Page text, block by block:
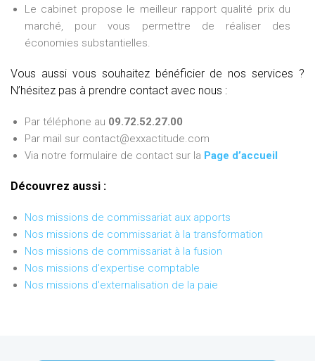
Le cabinet propose le meilleur rapport qualité prix du
marché, pour vous permettre de réaliser des
économies substantielles.
Vous aussi vous souhaitez bénéficier de nos services ?
N’hésitez pas à prendre contact avec nous :
Par téléphone au 09.72.52.27.00
Par mail sur contact@exxactitude.com
Via notre formulaire de contact sur la Page d’accueil
Découvrez aussi :
Nos missions de commissariat aux apports
Nos missions de commissariat à la transformation
Nos missions de commissariat à la fusion
Nos missions d'expertise comptable
Nos missions d'externalisation de la paie